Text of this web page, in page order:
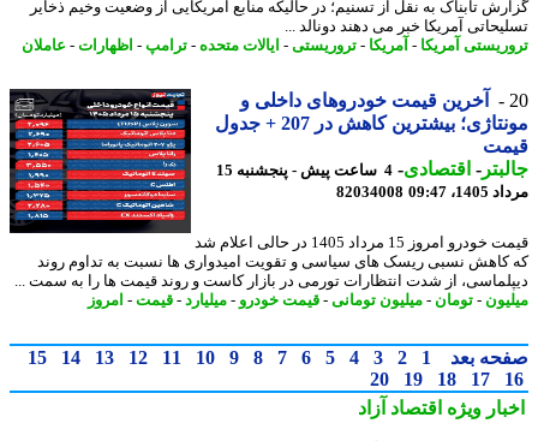
تابناک به نقل از تسنیم؛ در حالیکه منابع آمریکایی از وضعیت وخیم ذخایر
آمریکا خبر می دهند دونالد ...
آمریکا- آمریکا- تروریستی-ایالات متحده-ترامپ -اظهارات- عاملان
آخرین قیمت خودروهای داخلی و
مونتاژی؛ بیشترین کاهش در 207 + جدول
-اقتصادی-
4 ساعت پیش - پنجشنبه 15
09:47
82034008
قیمت خودرو امروز 15 مرداد 1405 در حالی اعلام شد
نسبی ریسک های سیاسی و تقویت امیدواری ها نسبت به تداوم روند
از شدت انتظارات تورمی در بازار کاست و روند قیمت ها را به سمت ...
-تومان-میلیون تومانی-قیمت خودرو-میلیارد-قیمت-امروز
بعد 1
2
3
4
5
6
7
8
9
10
11
12
13
14
15
17
18
19
20
ویژهاقتصاد آزاد